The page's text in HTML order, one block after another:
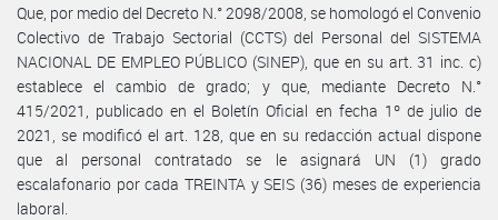
Que, por medio del Decreto N.° 2098/2008, se homologó el Convenio
Colectivo de Trabajo Sectorial (CCTS) del Personal del SISTEMA
NACIONAL DE EMPLEO PÚBLICO (SINEP), que en su art. 31 inc. c)
establece el cambio de grado; y que, mediante Decreto N.°
415/2021, publicado en el Boletín Oficial en fecha 1º de julio de
2021, se modificó el art. 128, que en su redacción actual dispone
que al personal contratado se le asignará UN (1) grado
escalafonario por cada TREINTA y SEIS (36) meses de experiencia
laboral.